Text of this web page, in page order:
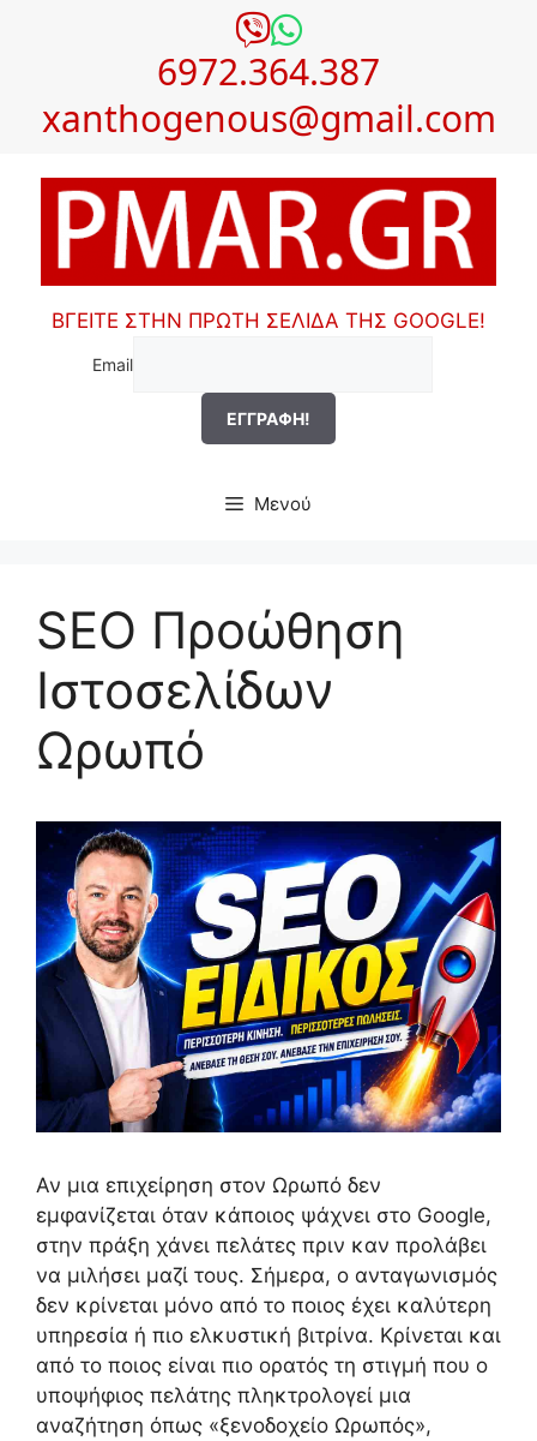
6972.364.387
xanthogenous@gmail.com
ΒΓΕΙΤΕ ΣΤΗΝ ΠΡΩΤΗ ΣΕΛΙΔΑ ΤΗΣ GOOGLE!
Email
Μενού
SEO Προώθηση
Ιστοσελίδων
Ωρωπό
Αν μια επιχείρηση στον Ωρωπό δεν
εμφανίζεται όταν κάποιος ψάχνει στο Google,
στην πράξη χάνει πελάτες πριν καν προλάβει
να μιλήσει μαζί τους. Σήμερα, ο ανταγωνισμός
δεν κρίνεται μόνο από το ποιος έχει καλύτερη
υπηρεσία ή πιο ελκυστική βιτρίνα. Κρίνεται και
από το ποιος είναι πιο ορατός τη στιγμή που ο
υποψήφιος πελάτης πληκτρολογεί μια
αναζήτηση όπως «ξενοδοχείο Ωρωπός»,